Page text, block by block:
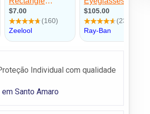
Individual com qualidade
Santo Amaro